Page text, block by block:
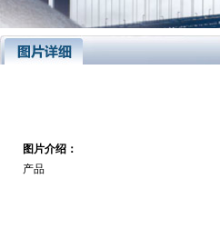
图片介绍：
产品